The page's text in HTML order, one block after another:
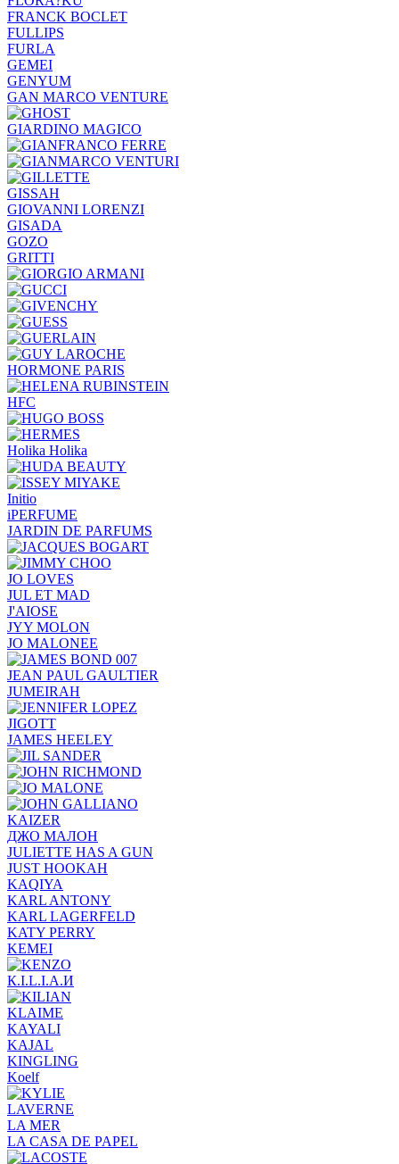
FRANCK BOCLET
FULLIPS
FURLA
GEMEI
GENYUM
GAN MARCO VENTURE
GIARDINO MAGICO
GISSAH
GIOVANNI LORENZI
GISADA
GOZO
GRITTI
HORMONE PARIS
HFC
Holika Holika
Initio
iPERFUME
JARDIN DE PARFUMS
JO LOVES
JUL ET MAD
J'AIOSE
JYY МОLON
JO MАLОNEE
JEAN PAUL GAULTIER
JUMEIRAH
JIGOTT
JAMES HEELEY
KAIZER
ДЖО МАЛОН
JULIETTE HAS A GUN
JUST HOOKAH
KAQIYA
KARL ANTONY
KARL LAGERFELD
KATY PERRY
KEMEI
К.I.L.I.А.И
KLAIME
KAYALI
KAJAL
KINGLING
Koelf
LAVERNE
LA MER
LA CASA DE PAPEL